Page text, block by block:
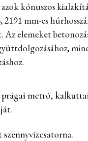
kónuszos
mm-es
Az elemeket
metró,